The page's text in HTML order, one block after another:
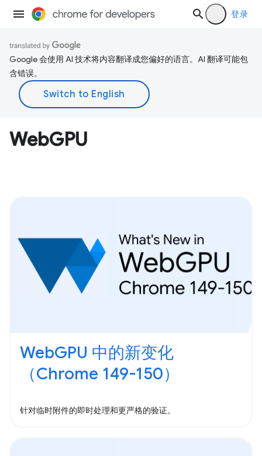
登录
Google 会使用 AI 技术将内容翻译成您偏好的语言。AI 翻译可能包
含错误。
WebGPU
WebGPU 中的新变化
（Chrome 149-150）
针对临时附件的即时处理和更严格的验证。